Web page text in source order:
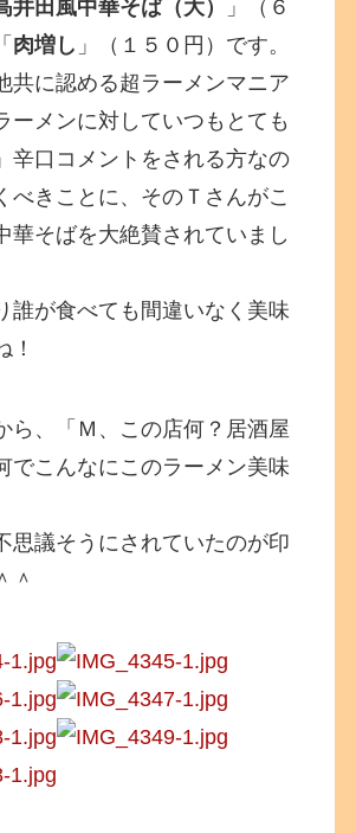
井田風中華そば（大）
」（６
肉増し 」（１５０円）です。
共に認める超ラーメンマニア
ーメンに対していつもとても
辛口コメントをされる方なの
べきことに、そのＴさんがこ
華そばを大絶賛されていまし
誰が食べても間違いなく美味
！
ら、「Ｍ、この店何？居酒屋
でこんなにこのラーメン美味
思議そうにされていたのが印
＾